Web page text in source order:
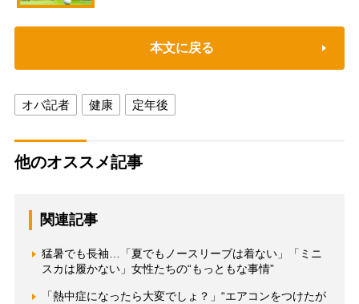
本文に戻る
オバ記者 健康 定年後
他のオススメ記事
関連記事
猛暑でも長袖…「夏でもノースリーブは着ない」「ミニ
スカは履かない」女性たちの“もっともな事情”
「熱中症になったら大変でしょ？」“エアコンをつけたが